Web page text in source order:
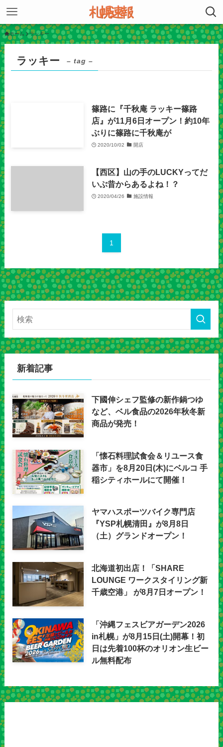
ホーム ラッキー
ラッキー – tag –
篠路に『千秋庵 ラッキー篠路
店』が11月6日オープン！約10年
ぶりに篠路に千秋庵が
2020/10/02 開店
【西区】山の手のLUCKYってだ
いぶ昔からあるよね！？
2020/04/26 施設情報
1
新着記事
下國伸シェフ監修の新作鍋つゆ
など、ベル食品の2026年秋冬新
商品が発売！
「懐石料理試食会＆リユース食
器市」を8月20日(木)にベルコ 手
稲シティホールにて開催！
ヤマハスポーツバイク専門店
『YSP札幌清田』が8月8日
（土）グランドオープン！
北海道初出店！「SHARE
LOUNGE ワークスタイリング新
千歳空港」 が8月7日オープン！
「沖縄フェスビアガーデン2026
in札幌」が8月15日(土)開幕！初
日は先着100杯のオリオン生ビー
ル無料配布